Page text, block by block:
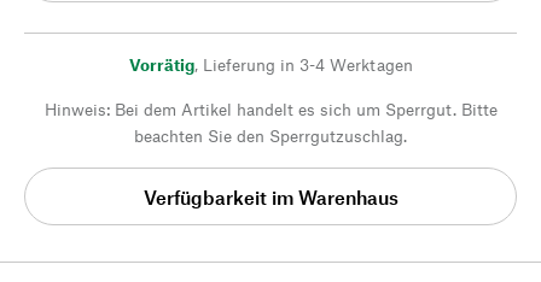
Vorrätig, Lieferung in 3-4 Werktagen
Hinweis: Bei dem Artikel handelt es sich um Sperrgut. Bitte
beachten Sie den Sperrgutzuschlag.
Verfügbarkeit im Warenhaus